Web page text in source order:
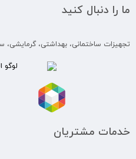
ما را دنبال کنید
تجهیزات ساختمانی، بهداشتی، گرمایشی،
خدمات مشتریان